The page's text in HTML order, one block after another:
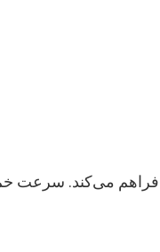
که امکان ساخت ورق فلزی با حداکثر اندازه خم‌کاری 2000 میلی‌متر در